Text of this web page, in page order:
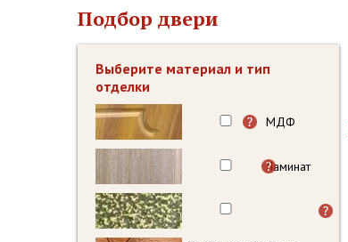
Подбор двери
Выберите материал и тип
отделки
МДФ
Ламинат